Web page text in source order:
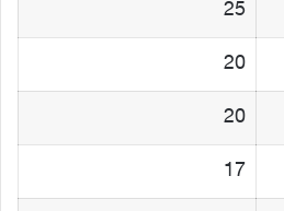
25
20
20
17